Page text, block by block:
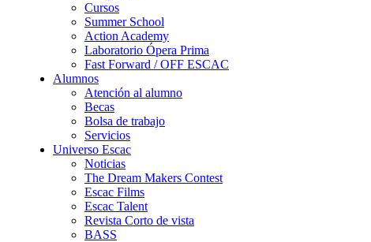
Cursos
Summer School
Action Academy
Laboratorio Ópera Prima
Fast Forward / OFF ESCAC
Alumnos
Atención al alumno
Becas
Bolsa de trabajo
Servicios
Universo Escac
Noticias
The Dream Makers Contest
Escac Films
Escac Talent
Revista Corto de vista
BASS